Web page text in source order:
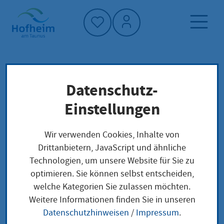
Startseite"
Dienstleistung-Finder
Lokale Anliegen
Aufstellung eines Prostitutionsfahrzeugs
Aufstellung eines
Prostitutionsfahrzeug
Datenschutz-
Einstellungen
Wir verwenden Cookies, Inhalte von
Drittanbietern, JavaScript und ähnliche
Technologien, um unsere Website für Sie zu
optimieren. Sie können selbst entscheiden,
welche Kategorien Sie zulassen möchten.
Weitere Informationen finden Sie in unseren
Datenschutzhinweisen / Impressum.